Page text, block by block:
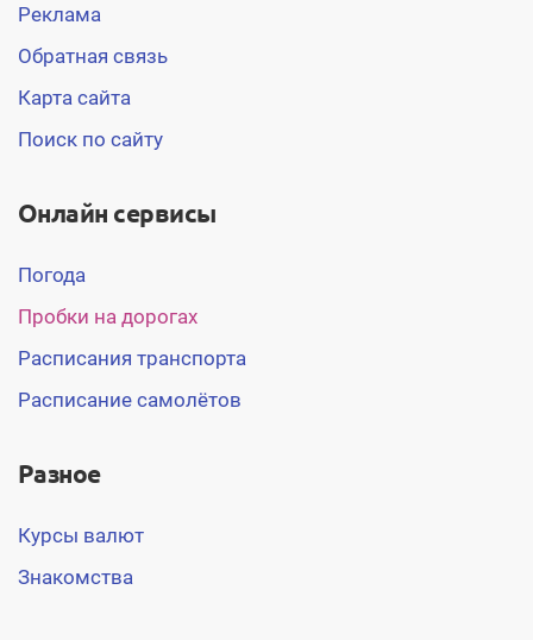
Реклама
Обратная связь
Карта сайта
Поиск по сайту
Онлайн сервисы
Погода
Пробки на дорогах
Расписания транспорта
Расписание самолётов
Разное
Курсы валют
Знакомства